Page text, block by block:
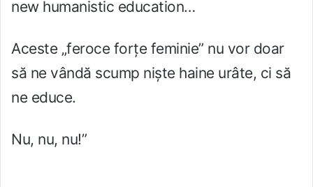
new humanistic education…
Aceste „feroce forțe feminie” nu vor doar
să ne vândă scump niște haine urâte, ci să
ne educe.
Nu, nu, nu!”